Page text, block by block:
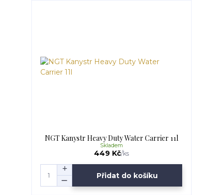
NGT Kanystr Heavy Duty Water Carrier 11l
449 Kč/ks
Skladem
Přidat do košíku